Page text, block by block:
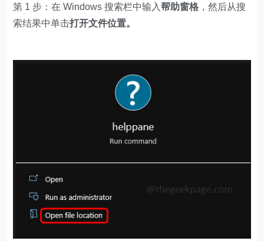
第 1 步：在 Windows 搜索栏中输入帮助窗格 ，然后从搜
索结果中单击打开文件位置。